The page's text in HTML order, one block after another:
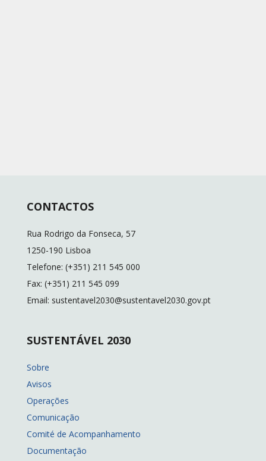
CONTACTOS
Rua Rodrigo da Fonseca, 57
1250-190 Lisboa
Telefone: (+351) 211 545 000
Fax: (+351) 211 545 099
Email: sustentavel2030@sustentavel2030.gov.pt
SUSTENTÁVEL 2030
Sobre
Avisos
Operações
Comunicação
Comité de Acompanhamento
Documentação